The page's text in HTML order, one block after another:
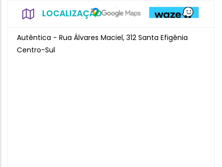
LOCALIZAÇÃO
Autêntica - Rua Álvares Maciel, 312 Santa Efigênia
Centro-Sul